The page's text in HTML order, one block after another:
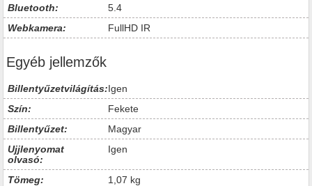
Bluetooth:
5.4
Webkamera:
FullHD IR
Egyéb jellemzők
Billentyűzetvilágítás:Igen
Szín:
Fekete
Billentyűzet:
Magyar
Ujjlenyomat
olvasó:
Igen
Tömeg:
1,07 kg